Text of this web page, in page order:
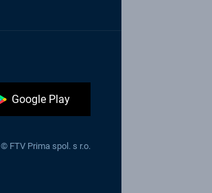
Google Play
© FTV Prima spol. s r.o.